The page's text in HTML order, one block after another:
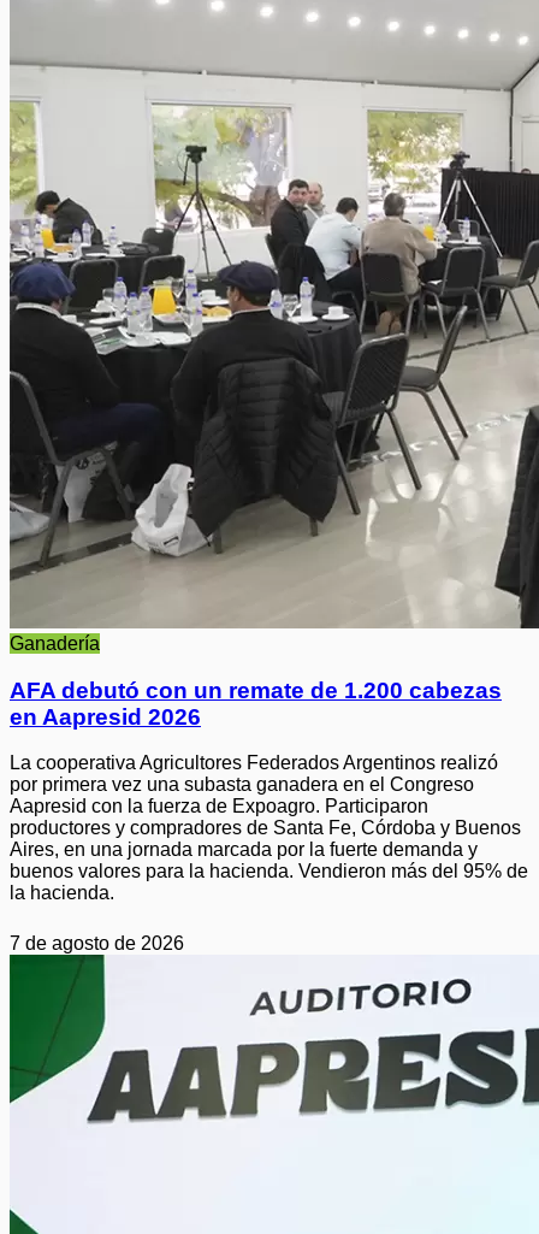
Ganadería
AFA debutó con un remate de 1.200 cabezas
en Aapresid 2026
La cooperativa Agricultores Federados Argentinos realizó
por primera vez una subasta ganadera en el Congreso
Aapresid con la fuerza de Expoagro. Participaron
productores y compradores de Santa Fe, Córdoba y Buenos
Aires, en una jornada marcada por la fuerte demanda y
buenos valores para la hacienda. Vendieron más del 95% de
la hacienda.
7 de agosto de 2026